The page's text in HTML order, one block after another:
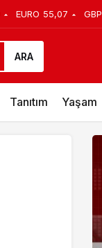
EURO 55,07 GBP
ARA
Tanıtım Yaşam